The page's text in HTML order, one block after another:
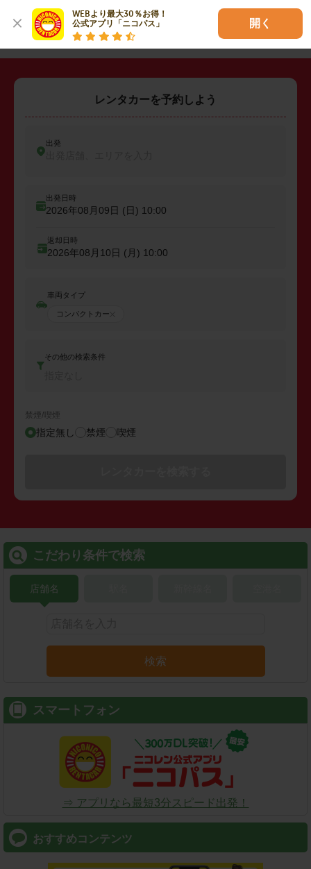
WEBより最大30％お得！
公式アプリ「ニコパス」
開く
・ 坂戸市 ・鶴ヶ島市 入間郡三芳町
レンタカーを予約しよう
出発
出発日時
2026年08月09日 (日) 10:00
返却日時
2026年08月10日 (月) 10:00
車両タイプ
コンパクトカー
その他の検索条件
禁煙/喫煙
指定無し 禁煙 喫煙
こだわり条件で検索
店舗名
検索
スマートフォン
⇒ アプリなら最短3分スピード出発！
おすすめコンテンツ